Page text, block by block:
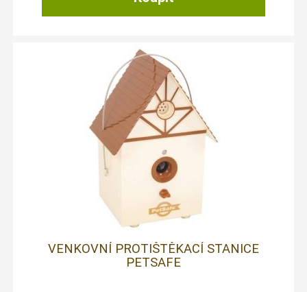
VENKOVNÍ PROTIŠTĚKACÍ STANICE
PETSAFE